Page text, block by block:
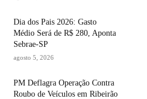
Dia dos Pais 2026: Gasto
Médio Será de R$ 280, Aponta
Sebrae-SP
agosto 5, 2026
PM Deflagra Operação Contra
Roubo de Veículos em Ribeirão